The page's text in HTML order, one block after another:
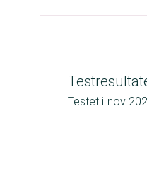
Testet i nov